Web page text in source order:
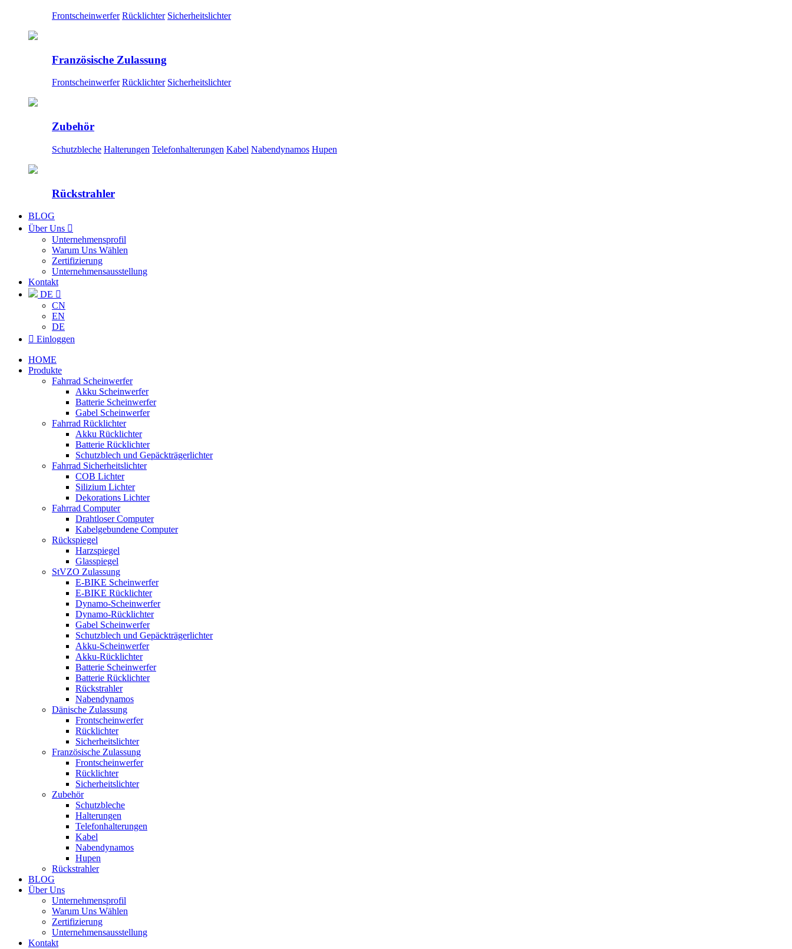
Frontscheinwerfer Rücklichter Sicherheitslichter
Französische Zulassung
Frontscheinwerfer Rücklichter Sicherheitslichter
Zubehör
Schutzbleche Halterungen Telefonhalterungen Kabel Nabendynamos Hupen
Rückstrahler
BLOG
Über Uns 
Unternehmensprofil
Warum Uns Wählen
Zertifizierung
Unternehmensausstellung
Kontakt
DE 
CN
EN
DE
 Einloggen
HOME
Produkte
Fahrrad Scheinwerfer
Akku Scheinwerfer
Batterie Scheinwerfer
Gabel Scheinwerfer
Fahrrad Rücklichter
Akku Rücklichter
Batterie Rücklichter
Schutzblech und Gepäckträgerlichter
Fahrrad Sicherheitslichter
COB Lichter
Silizium Lichter
Dekorations Lichter
Fahrrad Computer
Drahtloser Computer
Kabelgebundene Computer
Rückspiegel
Harzspiegel
Glasspiegel
StVZO Zulassung
E-BIKE Scheinwerfer
E-BIKE Rücklichter
Dynamo-Scheinwerfer
Dynamo-Rücklichter
Gabel Scheinwerfer
Schutzblech und Gepäckträgerlichter
Akku-Scheinwerfer
Akku-Rücklichter
Batterie Scheinwerfer
Batterie Rücklichter
Rückstrahler
Nabendynamos
Dänische Zulassung
Frontscheinwerfer
Rücklichter
Sicherheitslichter
Französische Zulassung
Frontscheinwerfer
Rücklichter
Sicherheitslichter
Zubehör
Schutzbleche
Halterungen
Telefonhalterungen
Kabel
Nabendynamos
Hupen
Rückstrahler
BLOG
Über Uns
Unternehmensprofil
Warum Uns Wählen
Zertifizierung
Unternehmensausstellung
Kontakt